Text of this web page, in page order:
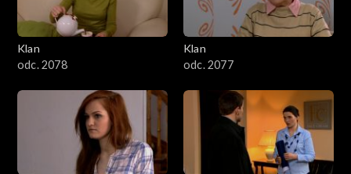
601–700
501–600
Klan
odc. 2078
Klan
odc. 2077